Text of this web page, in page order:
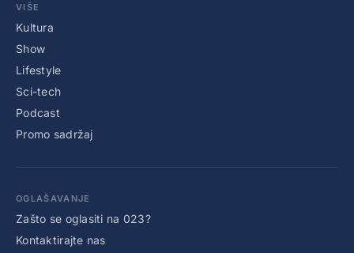
VIŠE
Kultura
Show
Lifestyle
Sci-tech
Podcast
Promo sadržaj
OGLAŠAVANJE
Zašto se oglasiti na 023?
Kontaktirajte nas